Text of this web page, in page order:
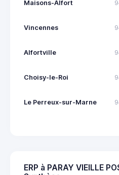
Maisons-Alfort
Vincennes
Alfortville
Choisy-le-Roi
Le Perreux-sur-Marne
ERP à PARAY VIEILLE